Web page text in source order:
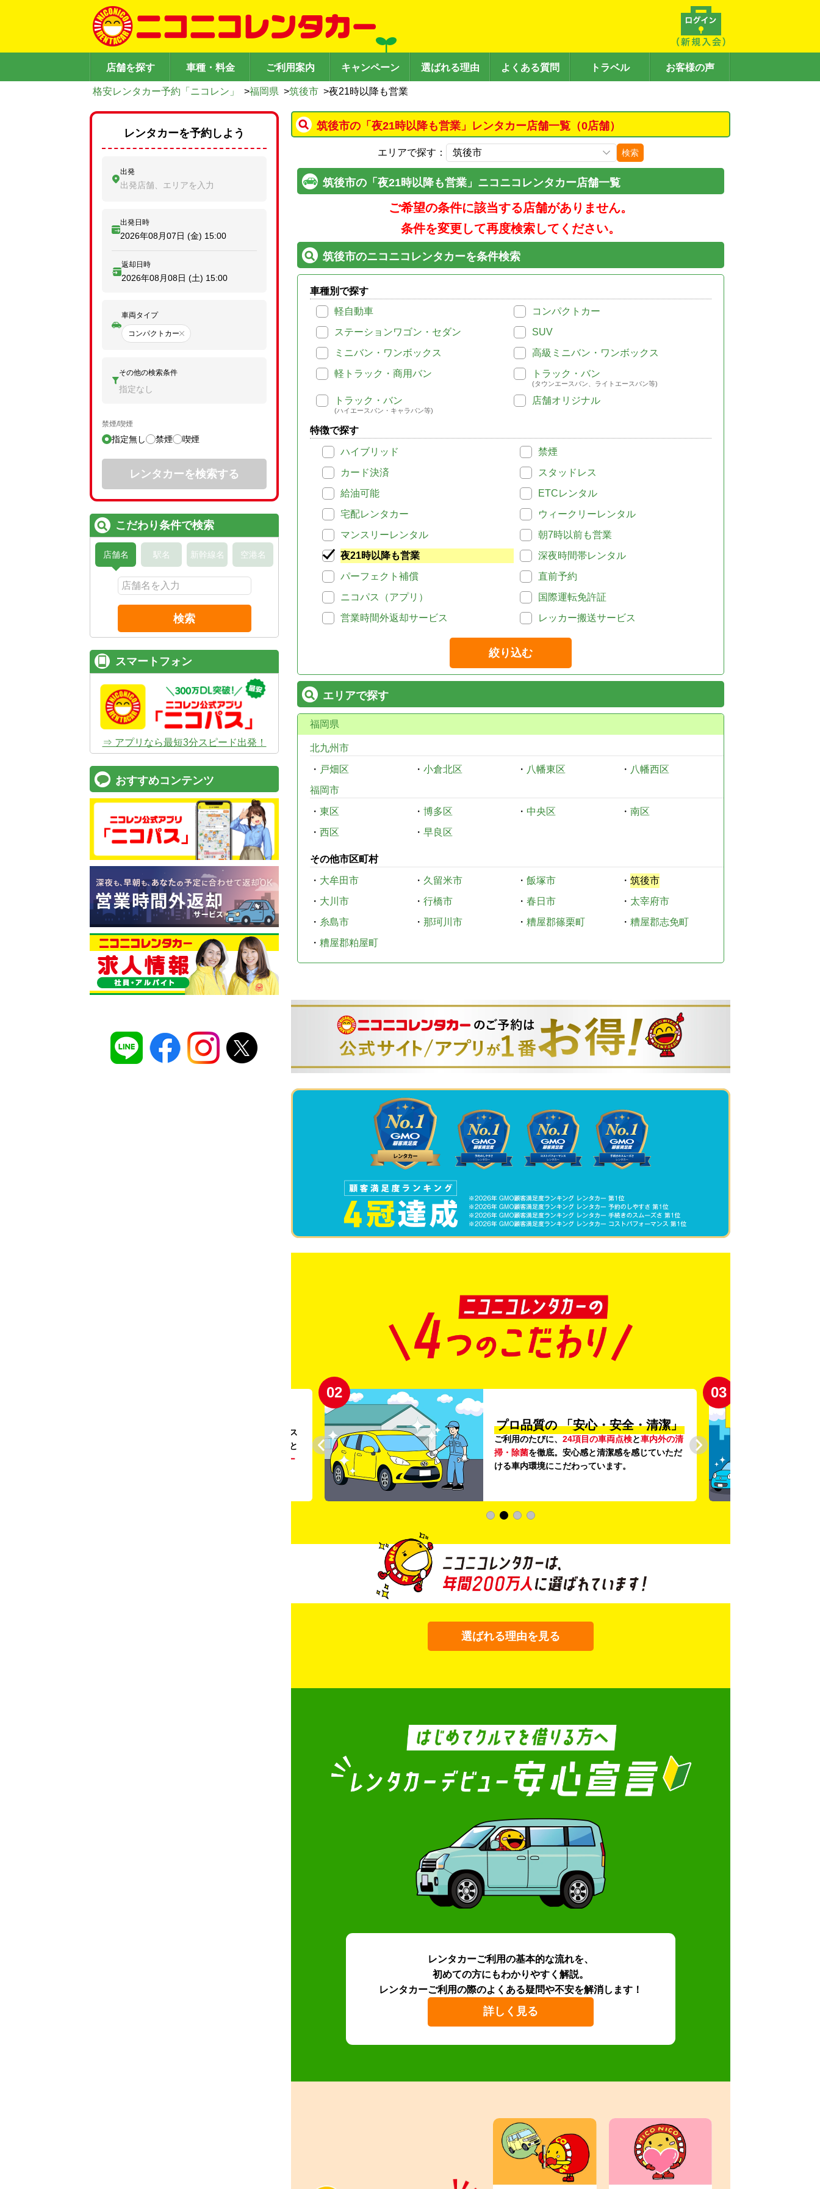
店舗を探す 車種・料金 ご利用案内 キャンペーン 選ばれる理由 よくある質問 トラベル お客様の声
格安レンタカー予約「ニコレン」 >福岡県 >筑後市 >夜21時以降も営業
筑後市の「夜21時以降も営業」レンタカー店舗一覧（0店舗）
エリアで探す： 検索
筑後市の「夜21時以降も営業」ニコニコレンタカー店舗一覧
ご希望の条件に該当する店舗がありません。
条件を変更して再度検索してください。
筑後市のニコニコレンタカーを条件検索
車種別で探す
軽自動車
コンパクトカー
ステーションワゴン・セダン
SUV
ミニバン・ワンボックス
高級ミニバン・ワンボックス
軽トラック・商用バン
トラック・バン
(タウンエースバン、ライトエースバン等)
トラック・バン
(ハイエースバン・キャラバン等)
店舗オリジナル
特徴で探す
ハイブリッド
禁煙
カード決済
スタッドレス
給油可能
ETCレンタル
宅配レンタカー
ウィークリーレンタル
マンスリーレンタル
朝7時以前も営業
夜21時以降も営業
深夜時間帯レンタル
パーフェクト補償
直前予約
ニコパス（アプリ）
国際運転免許証
営業時間外返却サービス
レッカー搬送サービス
絞り込む
エリアで探す
福岡県
北九州市
・ 戸畑区 ・ 小倉北区 ・ 八幡東区 ・ 八幡西区
福岡市
・ 東区 ・ 博多区 ・ 中央区 ・ 南区
・ 西区 ・ 早良区
その他市区町村
・ 大牟田市 ・ 久留米市 ・ 飯塚市 ・ 筑後市
・ 大川市 ・ 行橋市 ・ 春日市 ・ 太宰府市
・ 糸島市 ・ 那珂川市 ・ 糟屋郡篠栗町 ・ 糟屋郡志免町
・ 糟屋郡粕屋町
。ガソリンス
タンドや整備工場の既存インフラを活用すること
リー
02
プロ品質の 「安心・安全・清潔」
ご利用のたびに、 24項目の車両点検と車内外の清
掃・除菌を徹底。安心感と清潔感を感じていただ
ける車内環境にこだわっています。
03
選ばれる理由を見る
レンタカーご利用の基本的な流れを、
初めての方にもわかりやすく解説。
レンタカーご利用の際のよくある疑問や不安を解消します！
詳しく見る
レンタカーを予約しよう
出発
出発店舗、エリアを入力
出発日時
2026年08月07日 (金) 15:00
返却日時
2026年08月08日 (土) 15:00
車両タイプ
コンパクトカー
その他の検索条件
指定なし
禁煙/喫煙
指定無し 禁煙 喫煙
レンタカーを検索する
こだわり条件で検索
店舗名 駅名 新幹線名 空港名
検索
スマートフォン
⇒ アプリなら最短3分スピード出発！
おすすめコンテンツ